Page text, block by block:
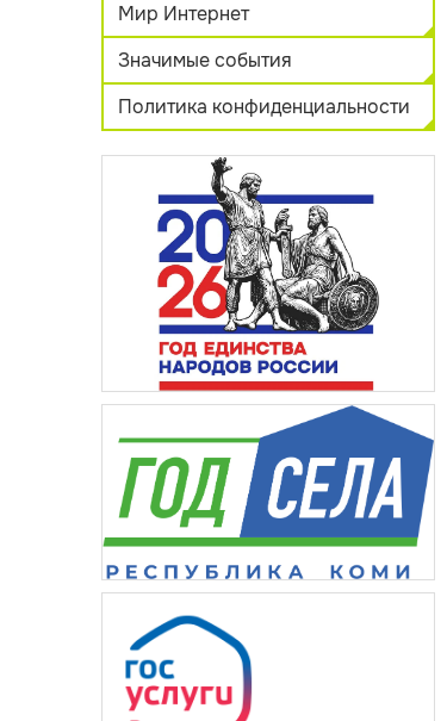
Мир Интернет
Значимые события
Политика конфиденциальности